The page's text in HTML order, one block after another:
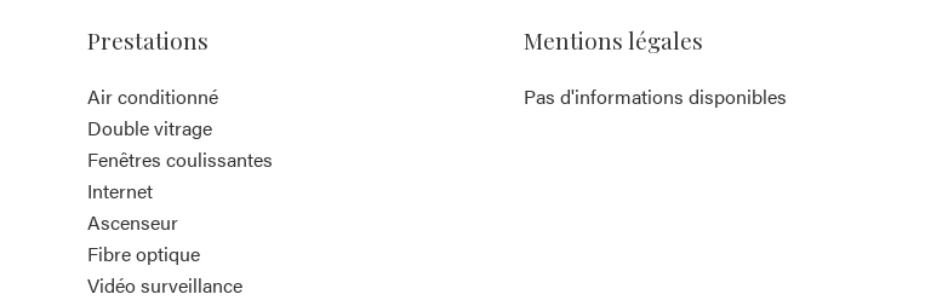
Prestations
Air conditionné
Double vitrage
Fenêtres coulissantes
Internet
Ascenseur
Fibre optique
Vidéo surveillance
Mentions légales
Pas d'informations disponibles